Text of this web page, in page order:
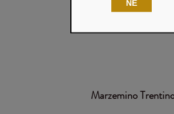
Marzemino
NE